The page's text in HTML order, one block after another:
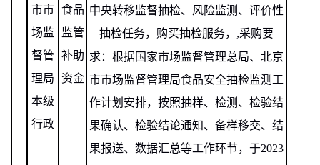
市市
场监
督管
理局
本级
行政
食品
监管
补助
资金
中央转移监督抽检、风险监测、评价性
抽检任务，购买抽检服务， ,采购要
求：根据国家市场监督管理总局、北京
市市场监督管理局食品安全抽检监测工
作计划安排，按照抽样、检测、检验结
果确认、检验结论通知、备样移交、结
果报送、数据汇总等工作环节，于2023